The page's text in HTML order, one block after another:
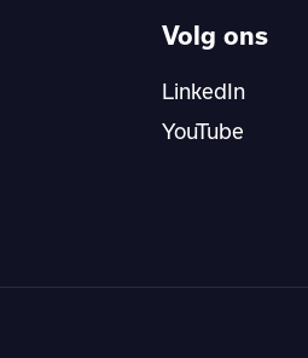
Volg ons
LinkedIn
YouTube